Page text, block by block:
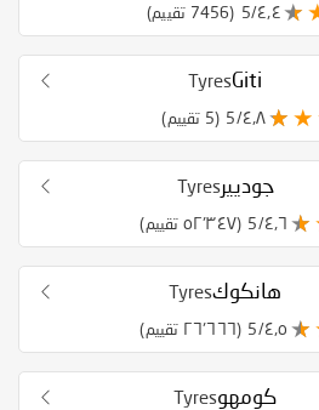
٤٫٤/5 (7456 تقييم)
Giti
Tyres
٤٫٨/5 (5 تقييم)
جودييرTyres
٤٫٦/5 (٥٢٬٣٤٧ تقييم)
هانكوكTyres
٤٫٥/5 (٢٦٬٦٦٦ تقييم)
كومهوTyres